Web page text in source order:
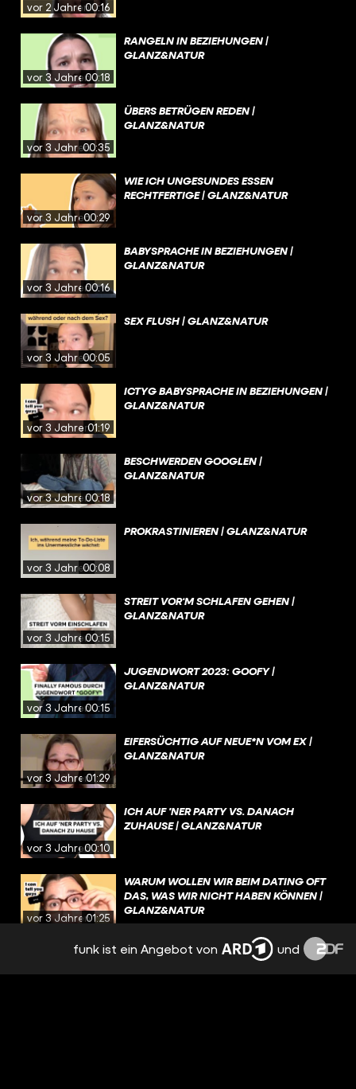
vor 2 Jahren00:16
vor 3 Jahren00:18
RANGELN IN BEZIEHUNGEN |
GLANZ&NATUR
vor 3 Jahren00:35
ÜBERS BETRÜGEN REDEN |
GLANZ&NATUR
vor 3 Jahren00:29
WIE ICH UNGESUNDES ESSEN
RECHTFERTIGE | GLANZ&NATUR
vor 3 Jahren00:16
BABYSPRACHE IN BEZIEHUNGEN |
GLANZ&NATUR
vor 3 Jahren00:05
SEX FLUSH | GLANZ&NATUR
vor 3 Jahren01:19
ICTYG BABYSPRACHE IN BEZIEHUNGEN |
GLANZ&NATUR
vor 3 Jahren00:18
BESCHWERDEN GOOGLEN |
GLANZ&NATUR
vor 3 Jahren00:08
PROKRASTINIEREN | GLANZ&NATUR
vor 3 Jahren00:15
STREIT VOR‘M SCHLAFEN GEHEN |
GLANZ&NATUR
vor 3 Jahren00:15
JUGENDWORT 2023: GOOFY |
GLANZ&NATUR
vor 3 Jahren01:29
EIFERSÜCHTIG AUF NEUE*N VOM EX |
GLANZ&NATUR
vor 3 Jahren00:10
ICH AUF 'NER PARTY VS. DANACH
ZUHAUSE | GLANZ&NATUR
vor 3 Jahren01:25
WARUM WOLLEN WIR BEIM DATING OFT
DAS, WAS WIR NICHT HABEN KÖNNEN |
GLANZ&NATUR
NERVIGE EIGENSCHAFTEN |
funk ist ein Angebot von und